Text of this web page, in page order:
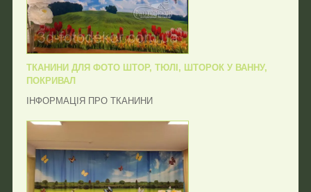
ТКАНИНИ ДЛЯ ФОТО ШТОР, ТЮЛІ, ШТОРОК У ВАННУ,
ПОКРИВАЛ
ІНФОРМАЦІЯ ПРО ТКАНИНИ